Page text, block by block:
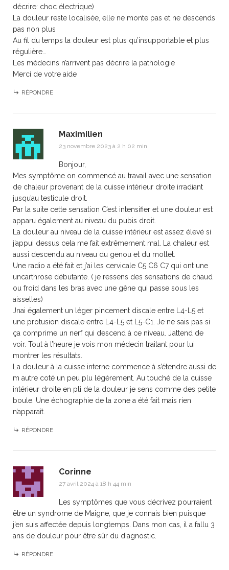
décrire: choc électrique)
La douleur reste localisée, elle ne monte pas et ne descends
pas non plus
Au fil du temps la douleur est plus qu’insupportable et plus
régulière…
Les médecins n’arrivent pas décrire la pathologie
Merci de votre aide
RÉPONDRE
Maximilien
23 novembre 2023 à 2 h 02 min
Bonjour,
Mes symptôme on commencé au travail avec une sensation
de chaleur provenant de la cuisse intérieur droite irradiant
jusqu’au testicule droit.
Par la suite cette sensation C’est intensifier et une douleur est
apparu également au niveau du pubis droit.
La douleur au niveau de la cuisse intérieur est assez élevé si
j’appui dessus cela me fait extrêmement mal. La chaleur est
aussi descendu au niveau du genou et du mollet.
Une radio a été fait et j’ai les cervicale C5 C6 C7 qui ont une
uncarthrose débutante. ( je ressens des sensations de chaud
ou froid dans les bras avec une gêne qui passe sous les
aisselles)
Jnai également un léger pincement discale entre L4-L5 et
une protusion discale entre L4-L5 et L5-C1. Je ne sais pas si
ça comprime un nerf qui descend à ce niveau. J’attend de
voir. Tout à l’heure je vois mon médecin traitant pour lui
montrer les résultats.
La douleur à la cuisse interne commence à s’étendre aussi de
m autre coté un peu plu légèrement. Au touché de la cuisse
intérieur droite en pli de la douleur je sens comme des petite
boule. Une échographie de la zone a été fait mais rien
n’apparaît.
RÉPONDRE
Corinne
27 avril 2024 à 18 h 44 min
Les symptômes que vous décrivez pourraient
être un syndrome de Maigne, que je connais bien puisque
j’en suis affectée depuis longtemps. Dans mon cas, il a fallu 3
ans de douleur pour être sûr du diagnostic.
RÉPONDRE